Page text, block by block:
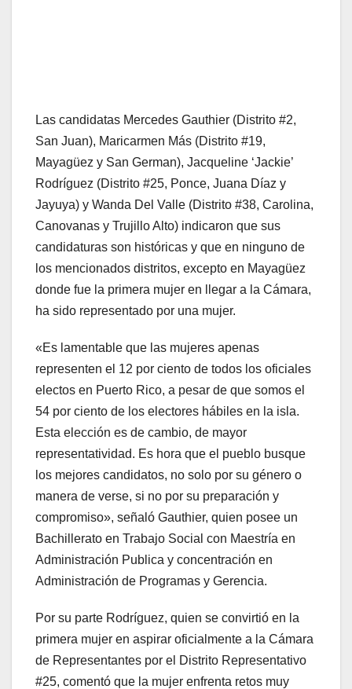
Las candidatas Mercedes Gauthier (Distrito #2,
San Juan), Maricarmen Más (Distrito #19,
Mayagüez y San German), Jacqueline ‘Jackie’
Rodríguez (Distrito #25, Ponce, Juana Díaz y
Jayuya) y Wanda Del Valle (Distrito #38, Carolina,
Canovanas y Trujillo Alto) indicaron que sus
candidaturas son históricas y que en ninguno de
los mencionados distritos, excepto en Mayagüez
donde fue la primera mujer en llegar a la Cámara,
ha sido representado por una mujer.
«Es lamentable que las mujeres apenas
representen el 12 por ciento de todos los oficiales
electos en Puerto Rico, a pesar de que somos el
54 por ciento de los electores hábiles en la isla.
Esta elección es de cambio, de mayor
representatividad. Es hora que el pueblo busque
los mejores candidatos, no solo por su género o
manera de verse, si no por su preparación y
compromiso», señaló Gauthier, quien posee un
Bachillerato en Trabajo Social con Maestría en
Administración Publica y concentración en
Administración de Programas y Gerencia.
Por su parte Rodríguez, quien se convirtió en la
primera mujer en aspirar oficialmente a la Cámara
de Representantes por el Distrito Representativo
#25, comentó que la mujer enfrenta retos muy